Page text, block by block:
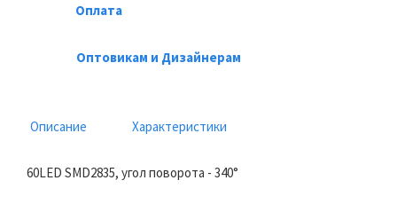
Оплата
Оптовикам и Дизайнерам
Описание Характеристики
60LED SMD2835, угол поворота - 340°